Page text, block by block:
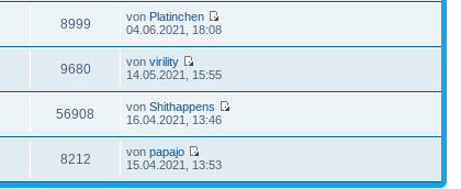
8999 von Platinchen
04.06.2021, 18:08
9680 vonvirility
14.05.2021, 15:55
56908 vonShithappens
16.04.2021, 13:46
8212 vonpapajo
15.04.2021, 13:53